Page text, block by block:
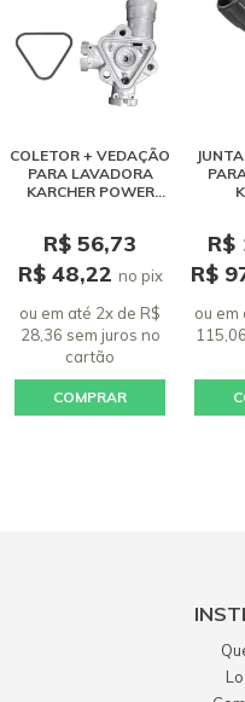
COLETOR + VEDAÇÃO
PARA LAVADORA
KARCHER POWER
R$ 56,73
R$ 48,22 no pix
ou em até 2x de R$
28,36 sem juros no
cartão
COMPRAR
R$
R$
ou em